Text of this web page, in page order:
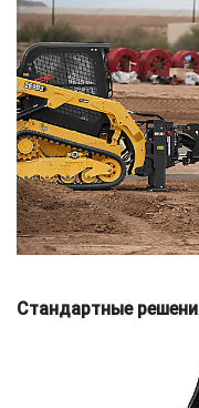
Стандартные